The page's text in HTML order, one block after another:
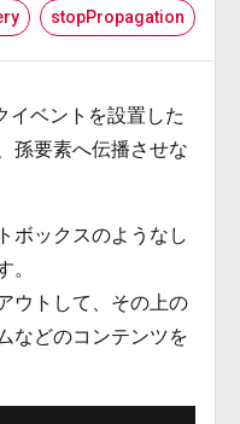
stopPropagation
イベントを設置した
孫要素へ伝播させな
ボックスのようなし
。
ウトして、その上の
などのコンテンツを